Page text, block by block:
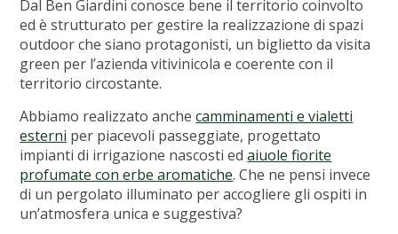
Dal Ben Giardini conosce bene il territorio coinvolto
ed è strutturato per gestire la realizzazione di spazi
outdoor che siano protagonisti, un biglietto da visita
green per l’azienda vitivinicola e coerente con il
territorio circostante.
Abbiamo realizzato anchecamminamenti e vialetti
esterni per piacevoli passeggiate, progettato
impianti di irrigazione nascosti edaiuole fiorite
profumate con erbe aromatiche. Che ne pensi invece
di un pergolato illuminato per accogliere gli ospiti in
un’atmosfera unica e suggestiva?